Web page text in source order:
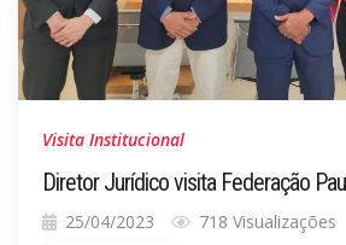
Visita Institucional
Diretor Jurídico visita Federação
25/04/2023 718 Visualizações